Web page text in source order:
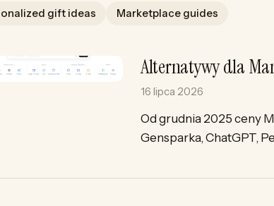
gift ideas Marketplace guides
Alternatywy dla
16 lipca 2026
Od grudnia 2025 ceny
Gensparka, ChatGPT,